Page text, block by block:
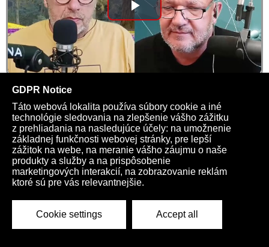
Play
Video
Totalitný kresťan
Kardio na každý týždeň >>